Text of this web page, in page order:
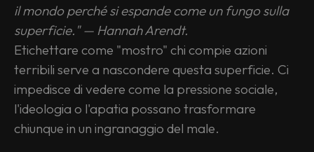
il mondo perché si espande come un fungo sulla
superficie." — Hannah Arendt.
Etichettare come "mostro" chi compie azioni
terribili serve a nascondere questa superficie. Ci
impedisce di vedere come la pressione sociale,
l'ideologia o l'apatia possano trasformare
chiunque in un ingranaggio del male.